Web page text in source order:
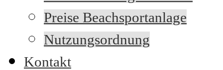
Preise Beachsportanlage
Nutzungsordnung
Kontakt